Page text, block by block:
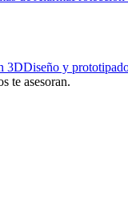
3DDiseño y
te asesoran.